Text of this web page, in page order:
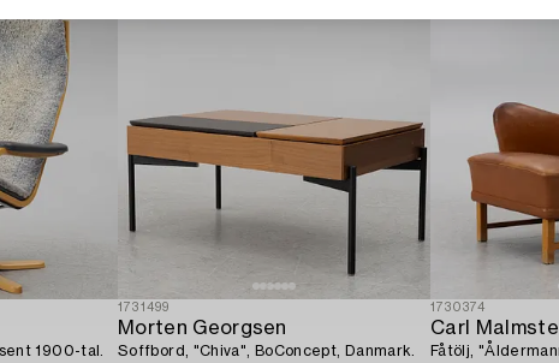
1900-tal.
1731499
Morten Georgsen
Soffbord, "Chiva", BoConcept, Danmark.
1730374
Carl
Fåtölj,